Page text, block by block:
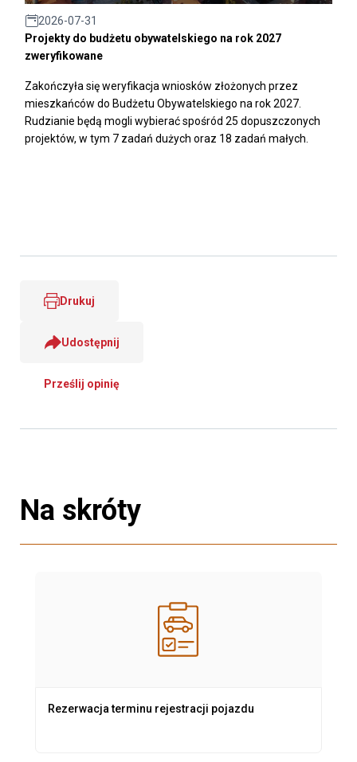
2026-07-31
Projekty do budżetu obywatelskiego na rok 2027
zweryfikowane
Zakończyła się weryfikacja wniosków złożonych przez
mieszkańców do Budżetu Obywatelskiego na rok 2027.
Rudzianie będą mogli wybierać spośród 25 dopuszczonych
projektów, w tym 7 zadań dużych oraz 18 zadań małych.
Drukuj
Udostępnij
Prześlij opinię
Na skróty
Rezerwacja terminu rejestracji pojazdu